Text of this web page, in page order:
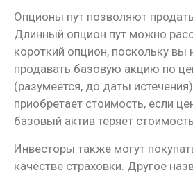
Опционы пут позволяют
Длинный опцион пут можно
короткий опцион, поскольку вы
продавать базовую акцию по
(разумеется, до даты
приобретает стоимость, если
базовый актив теряет
Инвесторы также могут
качестве страховки. Другое